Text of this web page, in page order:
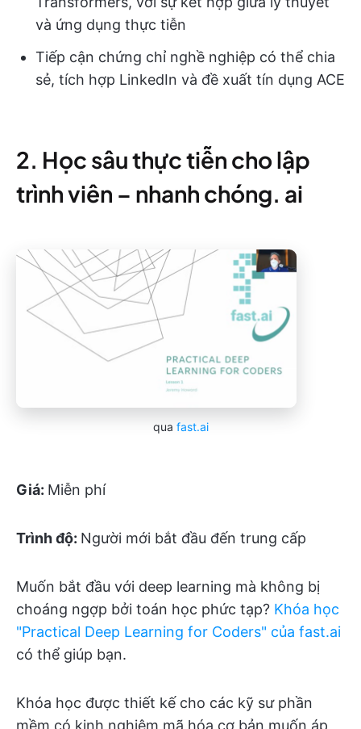
và ứng dụng thực tiễn
Tiếp cận chứng chỉ nghề nghiệp có thể chia
sẻ, tích hợp LinkedIn và đề xuất tín dụng ACE
2. Học sâu thực tiễn cho lập
trình viên – nhanh chóng. ai
qua fast.ai
Giá: Miễn phí
Trình độ: Người mới bắt đầu đến trung cấp
Muốn bắt đầu với deep learning mà không bị
choáng ngợp bởi toán học phức tạp? Khóa học
"Practical Deep Learning for Coders" của fast.ai
có thể giúp bạn.
Khóa học được thiết kế cho các kỹ sư phần
mềm có kinh nghiệm mã hóa cơ bản muốn áp